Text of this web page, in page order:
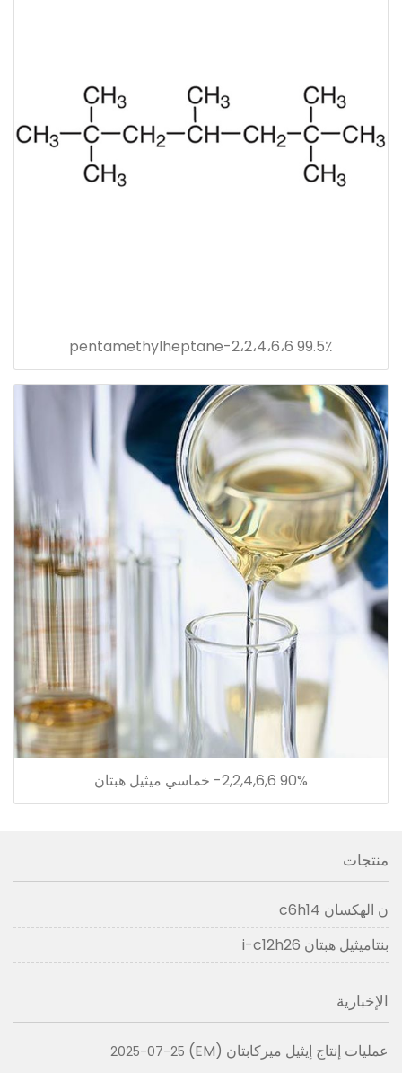
99.5٪ 2،2،4،6،6-pentamethylheptane
90% 2,2,4,6,6- خماسي ميثيل هبتان
منتجات
ن الهكسان c6h14
بنتاميثيل هبتان i-c12h26
الإخبارية
عمليات إنتاج إيثيل ميركابتان (EM) 2025-07-25